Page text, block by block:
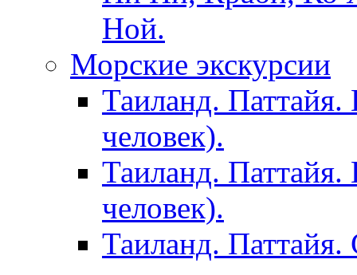
Ной.
Морские экскурсии
Таиланд. Паттайя.
человек).
Таиланд. Паттайя.
человек).
Таиланд. Паттайя.